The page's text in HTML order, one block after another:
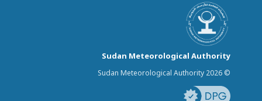
Sudan Meteorological Authority
© Sudan Meteorological Authority 2026